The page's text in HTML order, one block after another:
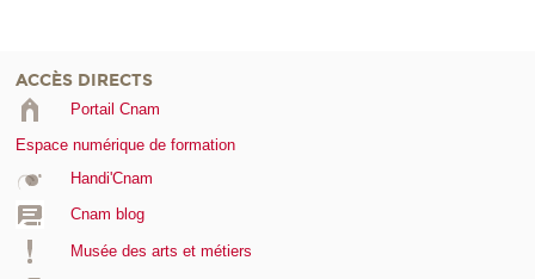
ACCÈS DIRECTS
Portail Cnam
Espace numérique de formation
Handi'Cnam
Cnam blog
Musée des arts et métiers